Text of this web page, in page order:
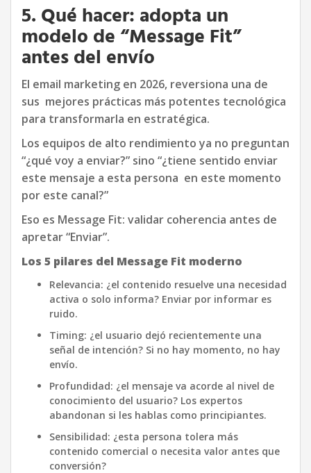
5. Qué hacer: adopta un
modelo de “Message Fit”
antes del envío
El email marketing en 2026, reversiona una de
sus mejores prácticas más potentes tecnológica
para transformarla en estratégica.
Los equipos de alto rendimiento ya no preguntan
“¿qué voy a enviar?” sino “¿tiene sentido enviar
este mensaje a esta persona en este momento
por este canal?”
Eso es Message Fit: validar coherencia antes de
apretar “Enviar”.
Los 5 pilares del Message Fit moderno
Relevancia: ¿el contenido resuelve una necesidad
activa o solo informa? Enviar por informar es
ruido.
Timing: ¿el usuario dejó recientemente una
señal de intención? Si no hay momento, no hay
envío.
Profundidad: ¿el mensaje va acorde al nivel de
conocimiento del usuario? Los expertos
abandonan si les hablas como principiantes.
Sensibilidad: ¿esta persona tolera más
contenido comercial o necesita valor antes que
conversión?